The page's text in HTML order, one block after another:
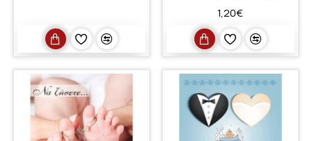
1,20€